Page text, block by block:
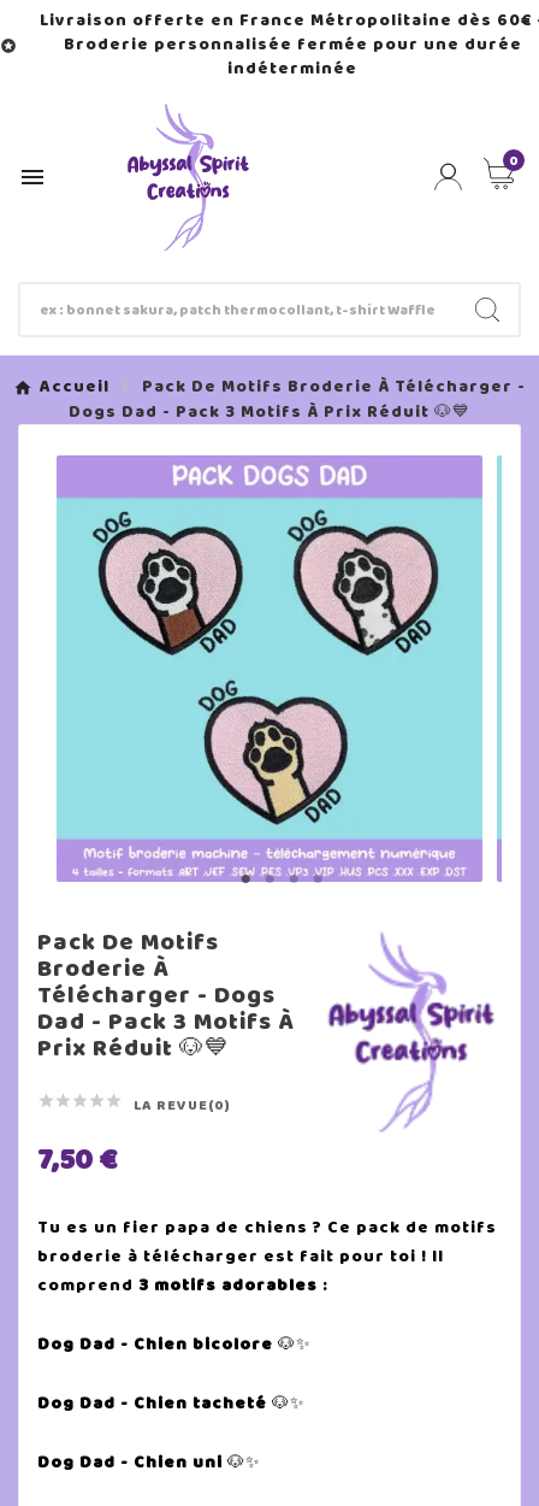

Livraison offerte en France Métropolitaine dès 60€
Broderie personnalisée fermée pour une durée
indéterminée

0
Accueil
Pack De Motifs Broderie À Télécharger -
Dogs Dad - Pack 3 Motifs À Prix Réduit 🐶💙
Pack De Motifs
Broderie À
Télécharger - Dogs
Dad - Pack 3 Motifs À
Prix Réduit 🐶💙
     LA REVUE(0)
7,50 €
Tu es un fier papa de chiens ? Ce pack de motifs
broderie à télécharger est fait pour toi ! Il
comprend 3 motifs adorables :
Dog Dad - Chien bicolore 🐶✨
Dog Dad - Chien tacheté 🐶✨
Dog Dad - Chien uni 🐶✨